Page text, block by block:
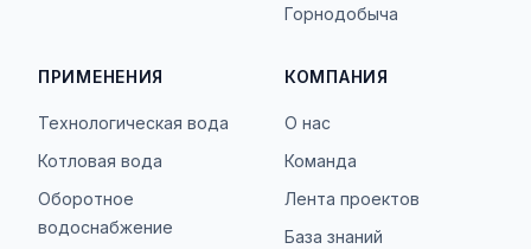
Горнодобыча
ПРИМЕНЕНИЯ
Технологическая вода
Котловая вода
Оборотное
водоснабжение
КОМПАНИЯ
О нас
Команда
Лента проектов
База знаний